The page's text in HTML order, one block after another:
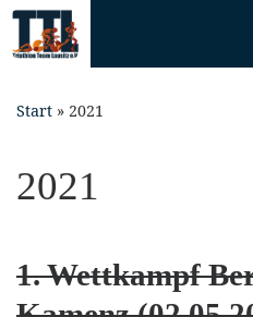
Skip
content
Start » 2021
2021
1. Wettkampf